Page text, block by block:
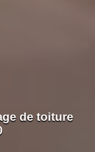
de toiture